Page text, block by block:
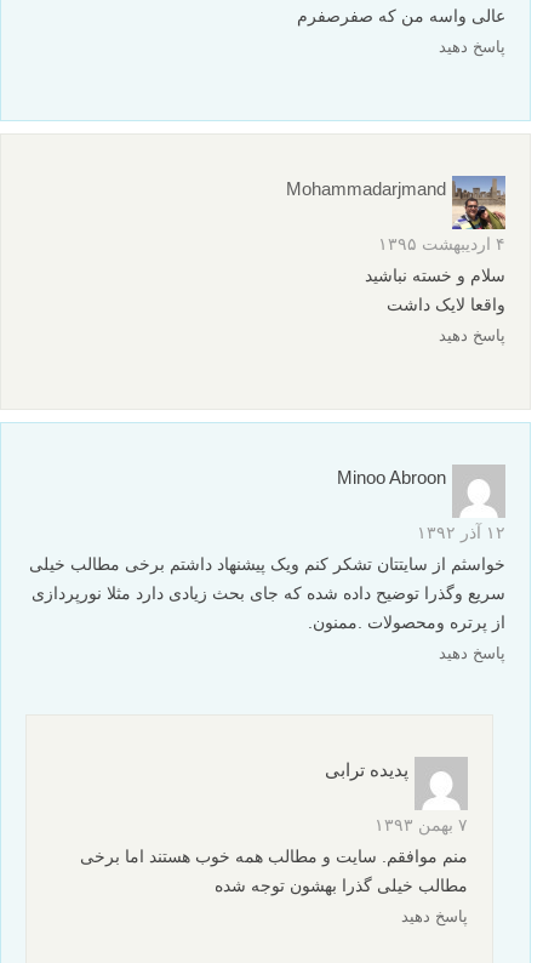
عالی واسه من که صفرصفرم
پاسخ دهید
Mohammadarjmand
۴ اردیبهشت ۱۳۹۵
سلام و خسته نباشید
واقعا لایک داشت
پاسخ دهید
Minoo Abroon
۱۲ آذر ۱۳۹۲
خواسثم از سایتتان تشکر کنم ویک پیشنهاد داشتم برخی مطالب خیلی
سریع وگذرا توضیح داده شده که جای بحث زیادی دارد مثلا نورپردازی
از پرتره ومحصولات .ممنون.
پاسخ دهید
پدیده ترابی
۷ بهمن ۱۳۹۳
منم موافقم. سایت و مطالب همه خوب هستند اما برخی
مطالب خیلی گذرا بهشون توجه شده
پاسخ دهید